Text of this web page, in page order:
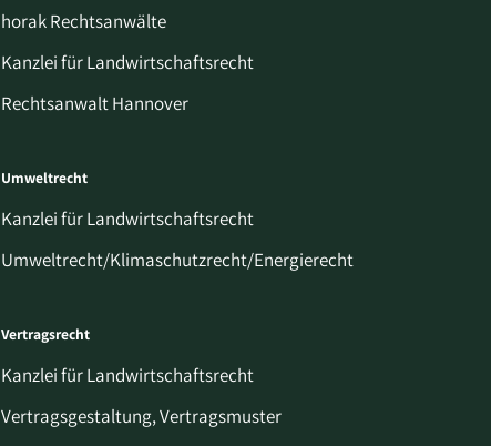
horak Rechtsanwälte
Kanzlei für Landwirtschaftsrecht
Rechtsanwalt Hannover
Umweltrecht
Kanzlei für Landwirtschaftsrecht
Umweltrecht/Klimaschutzrecht/Energierecht
Vertragsrecht
Kanzlei für Landwirtschaftsrecht
Vertragsgestaltung, Vertragsmuster